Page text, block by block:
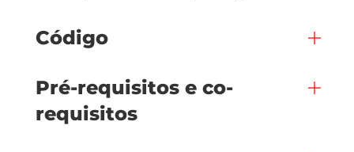
Código
Pré-requisitos e co-
requisitos